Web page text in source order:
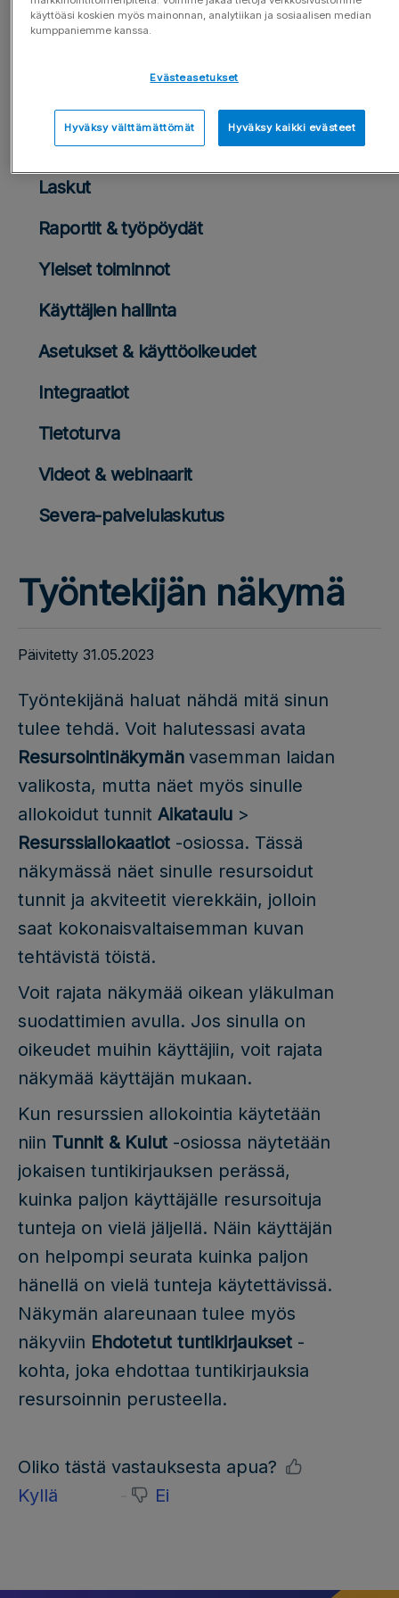
Resursoinnin käyttöoikeudet
Työntekijän näkymä
Varaa resursseja
Laskut
Raportit & työpöydät
Yleiset toiminnot
Käyttäjien hallinta
Asetukset & käyttöoikeudet
Integraatiot
Tietoturva
Videot & webinaarit
Severa-palvelulaskutus
Työntekijän näkymä
Päivitetty 31.05.2023
Työntekijänä haluat nähdä mitä sinun
tulee tehdä. Voit halutessasi avata
Resursointinäkymänvasemman laidan
valikosta, mutta näet myös sinulle
allokoidut tunnit Aikataulu >
Resurssiallokaatiot -osiossa. Tässä
näkymässä näet sinulle resursoidut
tunnit ja akviteetit vierekkäin, jolloin
saat kokonaisvaltaisemman kuvan
tehtävistä töistä.
Voit rajata näkymää oikean yläkulman
suodattimien avulla. Jos sinulla on
oikeudet muihin käyttäjiin, voit rajata
näkymää käyttäjän mukaan.
Kun resurssien allokointia käytetään
niin Tunnit & Kulut -osiossa näytetään
jokaisen tuntikirjauksen perässä,
kuinka paljon käyttäjälle resursoituja
tunteja on vielä jäljellä. Näin käyttäjän
on helpompi seurata kuinka paljon
hänellä on vielä tunteja käytettävissä.
Näkymän alareunaan tulee myös
näkyviin Ehdotetut tuntikirjaukset -
kohta, joka ehdottaa tuntikirjauksia
resursoinnin perusteella.
Oliko tästä vastauksesta apua?
Kyllä
Ei
käyttöäsi koskien myös mainonnan, analytiikan ja sosiaalisen median
kumppaniemme kanssa.
Evästeasetukset
Hyväksy välttämättömät Hyväksy kaikki evästeet